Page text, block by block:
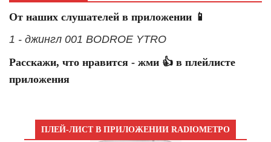
От наших слушателей в приложении 📱
1 - джингл 001 BODROE YTRO
Расскажи, что нравится - жми 👍 в плейлисте
приложения
ПЛЕЙ-ЛИСТ В ПРИЛОЖЕНИИ RADIOМЕТРО